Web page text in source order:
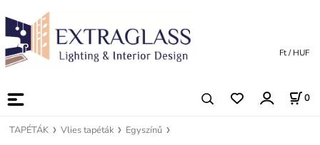
0
Ft / HUF
TAPÉTÁK Vlies tapéták Egyszínű